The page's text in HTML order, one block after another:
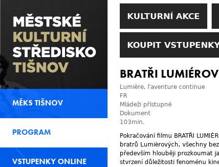
KULTURNÍ AKCE
KOUPIT
BRATŘI
Lumière, l'aventure continue
FR
Mládeži přístupné
Dokument
103min.
Pokračování filmu BRATŘI
bratrů Lumièrových, všechny
především hlouběji prozkoumat
stvrzení důležitosti fenoménu
MĚKS TIŠNOV
PROGRAM
VSTUPENKY ONLINE